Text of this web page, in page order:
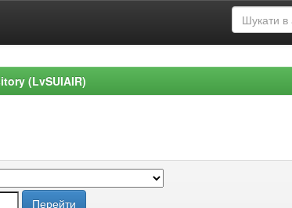
(LvSUIAIR)